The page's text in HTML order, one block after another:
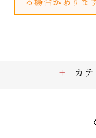
る場合がありま
カ